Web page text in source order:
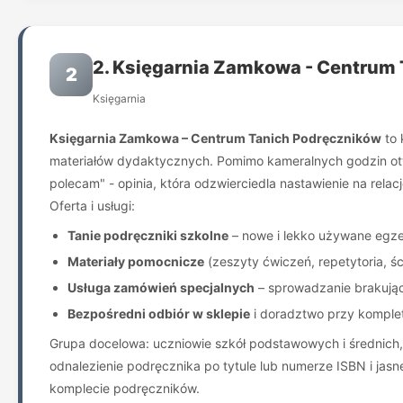
2 2. Księgarnia Zamkowa -
Księgarnia
Księgarnia Zamkowa – Centrum Tanich Podręczników to
materiałów dydaktycznych. Pomimo kameralnych godzin
polecam" - opinia, która odzwierciedla nastawienie na
Oferta i usługi:
Tanie podręczniki szkolne – nowe i lekko używane
Materiały pomocnicze (zeszyty ćwiczeń, repetytoria,
Usługa zamówień specjalnych – sprowadzanie
Bezpośredni odbiór w sklepie i doradztwo przy
Grupa docelowa: uczniowie szkół podstawowych i
odnalezienie podręcznika po tytule lub numerze ISBN i
komplecie podręczników.